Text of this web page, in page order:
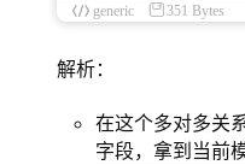
generic
351 Bytes
解析：
在这个多对多关
字段，拿到当前